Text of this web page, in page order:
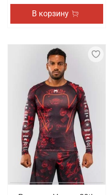
В корзину